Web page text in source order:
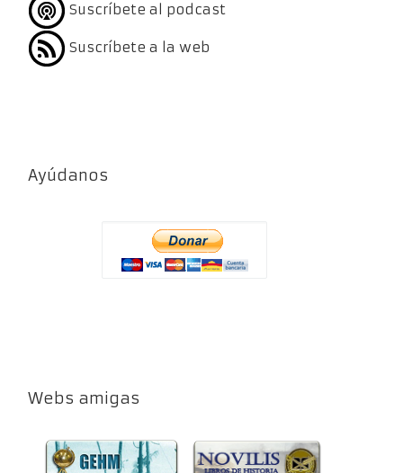
Suscríbete al podcast
Suscríbete a la web
Ayúdanos
Webs amigas